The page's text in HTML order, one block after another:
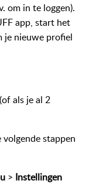
om in te loggen).
app, start het
je nieuwe profiel
(of als je al 2
stappen
> Instellingen